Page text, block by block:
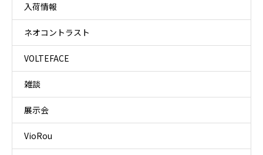
入荷情報
ネオコントラスト
VOLTEFACE
雑談
展示会
VioRou